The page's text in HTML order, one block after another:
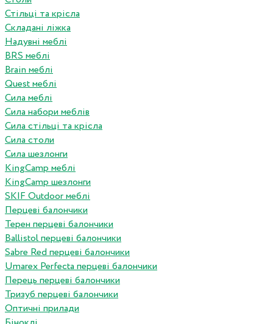
Стільці та крісла
Складані ліжка
Надувні меблі
BRS меблі
Brain меблі
Quest меблі
Сила меблі
Сила набори меблів
Сила стільці та крісла
Сила столи
Сила шезлонги
KingCamp меблі
KingCamp шезлонги
SKIF Outdoor меблі
Перцеві балончики
Терен перцеві балончики
Ballistol перцеві балончики
Sabre Red перцеві балончики
Umarex Perfecta перцеві балончики
Перець перцеві балончики
Тризуб перцеві балончики
Оптичні прилади